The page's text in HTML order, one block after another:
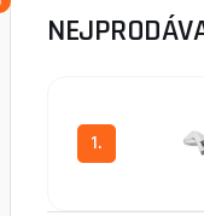
sortiment v
náročnější
1.